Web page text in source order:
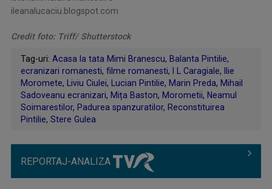
ileanalucaciu.blogspot.com
Credit foto: Triff/ Shutterstock
Tag-uri: Acasa la tata Mimi Branescu, Balanta Pintilie,
ecranizari romanesti, filme romanesti, I L Caragiale,
Ilie
Moromete, Liviu Ciulei, Lucian Pintilie, Marin Preda, Mihail
Sadoveanu ecranizari, Mița Baston, Morometii, Neamul
Soimarestilor, Padurea spanzuratilor, Reconstituirea
Pintilie, Stere Gulea
REPORTAJ-ANALIZA